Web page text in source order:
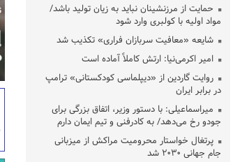
حمایت از مرزنشینان نباید به زیان تولید باشد/
مواد اولیه با کولبری وارد شود
شایعه «معافیت سربازان فراری» تکذیب شد
امیر اکرمی‌نیا: ارتش کاملاً آماده است
روایت گاردین از «دیپلماسی کودکستانی» ترامپ
در برابر ایران
میراسماعیلی: با دستور وزیر، اتفاق بزرگی برای
جودو رخ می‌دهد/ به کادرفنی و تیم ایمان دارم
پرتغال خواستار محرومیت مراکش از میزبانی
جام جهانی ۲۰۳۰ شد